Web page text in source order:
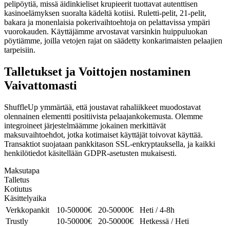
pelipöytiä, missä äidinkieliset krupieerit tuottavat autenttisen
kasinoelämyksen suoralta kädeltä kotiisi. Ruletti-pelit, 21-pelit,
bakara ja monenlaisia pokerivaihtoehtoja on pelattavissa ympäri
vuorokauden. Käyttäjämme arvostavat varsinkin huippuluokan
pöytiämme, joilla vetojen rajat on säädetty konkarimaisten pelaajien
tarpeisiin.
Talletukset ja Voittojen nostaminen
Vaivattomasti
ShuffleUp ymmärtää, että joustavat rahaliikkeet muodostavat
olennainen elementti positiivista pelaajankokemusta. Olemme
integroineet järjestelmäämme jokainen merkittävät
maksuvaihtoehdot, jotka kotimaiset käyttäjät toivovat käyttää.
Transaktiot suojataan pankkitason SSL-enkryptauksella, ja kaikki
henkilötiedot käsitellään GDPR-asetusten mukaisesti.
Maksutapa
Talletus
Kotiutus
Käsittelyaika
Verkkopankit
10-50000€ 20-50000€
Heti / 4-8h
Trustly
10-50000€ 20-50000€
Hetkessä / Heti